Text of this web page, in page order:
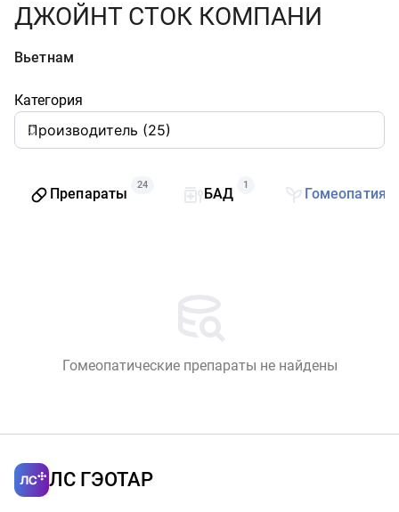
ДЖОЙНТ СТОК КОМПАНИ
Вьетнам
Категория
Препараты
24
БАД
1
Гомеопатия
Гомеопатические препараты не найдены
ЛС ГЭОТАР